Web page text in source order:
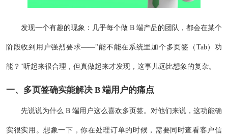
发现一个有趣的现象：几乎每个做 B 端产品的团队，都会在某个
阶段收到用户强烈要求——"能不能在系统里加个多页签（Tab）功
能？"听起来很合理，但真做起来才发现，这事儿远比想象的复杂。
一、多页签确实能解决 B 端用户的痛点
先说说为什么 B 端用户这么喜欢多页签。对他们来说，这功能确
实很实用。想象一下，你在处理订单的时候，需要同时查看客户信